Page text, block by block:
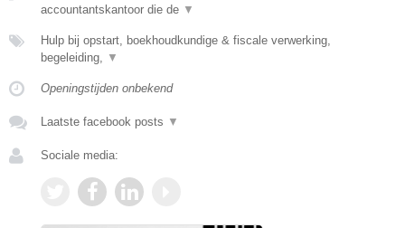
accountantskantoor die de ▼
Hulp bij opstart, boekhoudkundige & fiscale verwerking,
begeleiding,
▼
Openingstijden onbekend
Laatste facebook posts ▼
Sociale media: